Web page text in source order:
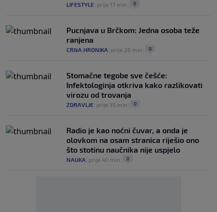
LIFESTYLE prije 17 min 0
Pucnjava u Brčkom: Jedna osoba teže
ranjena
CRNA HRONIKA prije 26 min 0
Stomačne tegobe sve češće:
Infektologinja otkriva kako razlikovati
virozu od trovanja
ZDRAVLJE prije 35 min 0
Radio je kao noćni čuvar, a onda je
olovkom na osam stranica riješio ono
što stotinu naučnika nije uspjelo
NAUKA prije 40 min 0